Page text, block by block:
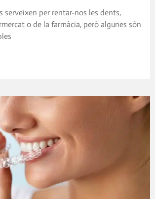
serveixen per rentar-nos les dents,
o de la farmàcia, però algunes són